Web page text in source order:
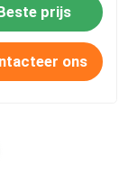
prijs
ons